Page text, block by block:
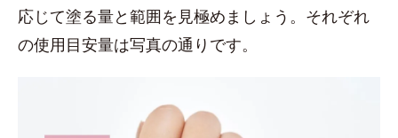
応じて塗る量と範囲を見極めましょう。それぞれ
の使用目安量は写真の通りです。